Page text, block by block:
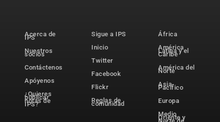
Acerca de
IPS
Nuestros
socios
Contáctenos
Apóyenos
¿Quieres
publicar
notas de
IPS?
Sigue a IPS
Inicio
Twitter
Facebook
Flickr
Reglas de
comunidad
África
América
Latina y el
Caribe
América del
Norte
Asia-
Pacífico
Europa
Medio
Oriente y